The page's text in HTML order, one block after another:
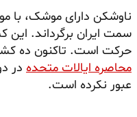
ناوشکن دارای موشک، با
سمت ایران برگرداند.
حرکت است. تاکنون ده
محاصره ایالات متحده در
عبور نکرده است.